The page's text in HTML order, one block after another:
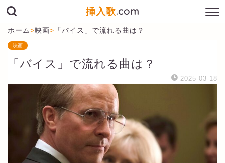
挿入歌.com
ホーム>映画> 「バイス」で流れる曲は？
映画
「バイス」で流れる曲は？
2025-03-18